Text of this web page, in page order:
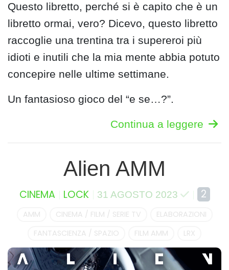
Questo libretto, perché si è capito che è un
libretto ormai, vero? Dicevo, questo libretto
raccoglie una trentina tra i supereroi più
idioti e inutili che la mia mente abbia potuto
concepire nelle ultime settimane.
Un fantasioso gioco del “e se…?”.
Continua a leggere
Alien AMM
CINEMA LOCK 31 AGOSTO 2023 2
AMM CINEMA / FILM / SERIE TV
ELABORAZIONI
FANTASCIENZA / SPAZIO
FILM AMM LRX